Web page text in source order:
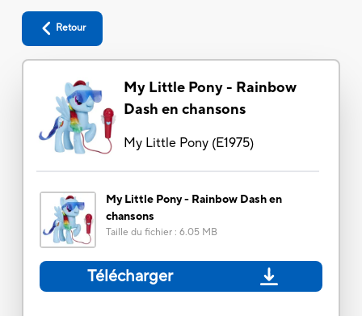
Retour
My Little Pony - Rainbow
Dash en chansons
My Little Pony(E1975)
My Little Pony - Rainbow Dash en
chansons
Taille du fichier: 6.05 MB
Télécharger